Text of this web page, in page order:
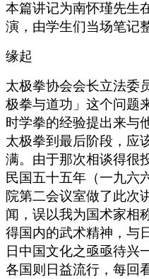
本篇讲记为南怀瑾先生
演，由学生们当场笔记
缘起
太极拳协会会长立法委
极拳与道功」这个问题
时学拳的经验提出来与
太极拳到最后阶段，应
满。由于那次相谈得很
民国五十五年（一九六
院第二会议室做了此次
闻，误以我为国术家相
得国内的武术精神，与
日中国文化之亟亟待兴
各国则日益流行，每回